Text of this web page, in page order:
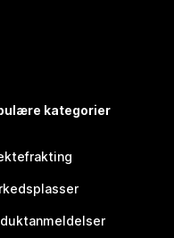
kategorier